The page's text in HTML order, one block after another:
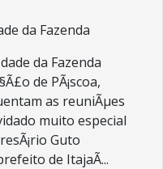
da Fazenda
da Fazenda
de PÃ¡scoa,
as reuniÃµes
muito especial
Guto
de ItajaÃ­...